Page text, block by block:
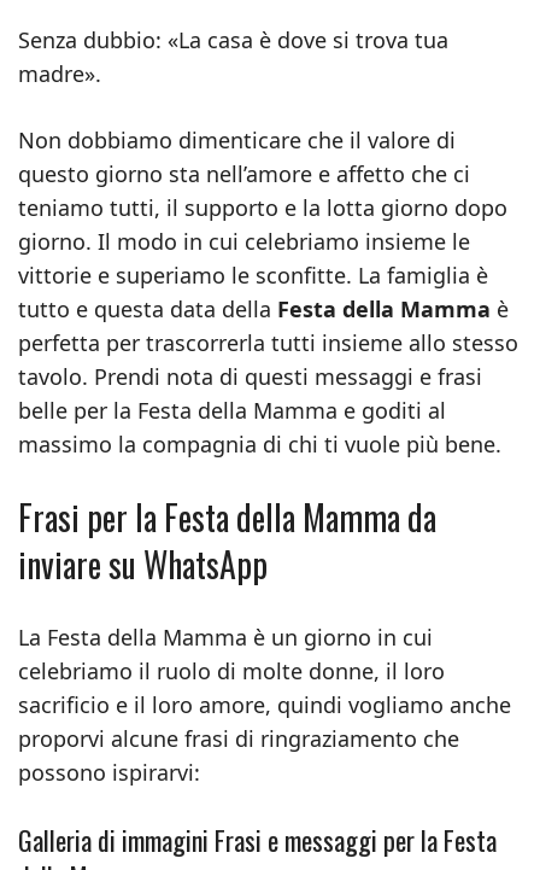
Senza dubbio: «La casa è dove si trova tua
madre».
Non dobbiamo dimenticare che il valore di
questo giorno sta nell’amore e affetto che ci
teniamo tutti, il supporto e la lotta giorno dopo
giorno. Il modo in cui celebriamo insieme le
vittorie e superiamo le sconfitte. La famiglia è
tutto e questa data della Festa della Mamma è
perfetta per trascorrerla tutti insieme allo stesso
tavolo. Prendi nota di questi messaggi e frasi
belle per la Festa della Mamma e goditi al
massimo la compagnia di chi ti vuole più bene.
Frasi per la Festa della Mamma da
inviare su WhatsApp
La Festa della Mamma è un giorno in cui
celebriamo il ruolo di molte donne, il loro
sacrificio e il loro amore, quindi vogliamo anche
proporvi alcune frasi di ringraziamento che
possono ispirarvi:
Galleria di immagini Frasi e messaggi per la Festa